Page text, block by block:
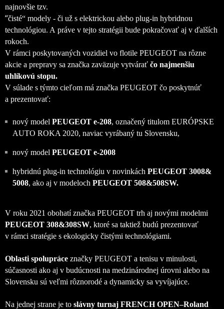
najnovšie tzv.
“čisté“ modely - či už s elektrickou alebo plug-in hybridnou
technológiou. A práve v tejto stratégii bude pokračovať aj v ďalších
rokoch.
V rámci poskytovaných vozidiel vo flotile PEUGEOT na rôzne
akcie a prepravy sa značka zaväzuje vytvárať čo najmenšiu
uhlíkovú stopu.
V súlade s týmto cieľom má značka PEUGEOT čo poskytnúť
a prezentovať:
nový model PEUGEOT e-208, označený titulom EURÓPSKE
AUTO ROKA 2020, naviac vyrábaný tu Slovensku,
nový model PEUGEOT e-2008
hybridnú plug-in technológiu v novinkách PEUGEOT 3008&
5008, ako aj v modeloch PEUGEOT 508&508SW.
V roku 2021 obohatí značka PEUGEOT trh aj novými modelmi
PEUGEOT 308&308SW, ktoré sa taktiež budú prezentovať
v rámci stratégie s ekologicky čistými technológiami.
Oblasti spolupráce značky PEUGEOT a tenisu v minulosti,
súčasnosti ako aj v budúcnosti na medzinárodnej úrovni alebo na
Slovensku sú veľmi rôznorodé a dynamicky sa vyvíjajúce.
Na jednej strane je to slávny turnaj FRENCH OPEN–Roland